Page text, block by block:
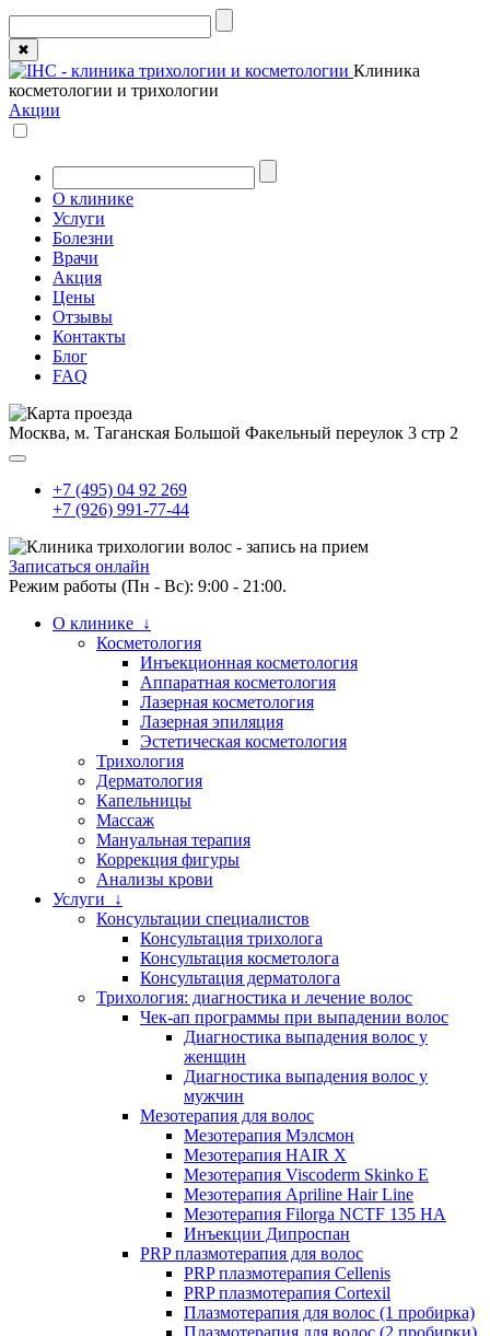
✖
Клиника
косметологии и трихологии
Акции
О клинике
Услуги
Болезни
Врачи
Акция
Цены
Отзывы
Контакты
Блог
FAQ
Москва, м. Таганская Большой Факельный переулок 3 стр 2
+7 (495) 04 92 269
+7 (926) 991-77-44
Записаться онлайн
Режим работы (Пн - Вс): 9:00 - 21:00.
О клинике ↓
Косметология
Инъекционная косметология
Аппаратная косметология
Лазерная косметология
Лазерная эпиляция
Эстетическая косметология
Трихология
Дерматология
Капельницы
Массаж
Мануальная терапия
Коррекция фигуры
Анализы крови
Услуги ↓
Консультации специалистов
Консультация трихолога
Консультация косметолога
Консультация дерматолога
Трихология: диагностика и лечение волос
Чек-ап программы при выпадении волос
Диагностика выпадения волос у
женщин
Диагностика выпадения волос у
мужчин
Мезотерапия для волос
Мезотерапия Мэлсмон
Мезотерапия HAIR X
Мезотерапия Viscoderm Skinko E
Мезотерапия Apriline Hair Line
Мезотерапия Filorga NCTF 135 HA
Инъекции Дипроспан
PRP плазмотерапия для волос
PRP плазмотерапия Cellenis
PRP плазмотерапия Cortexil
Плазмотерапия для волос (1 пробирка)
Плазмотерапия для волос (2 пробирки)